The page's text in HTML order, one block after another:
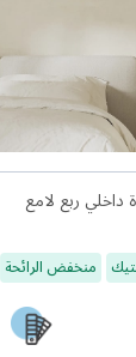
ربع لامع
منخفض الرائحة